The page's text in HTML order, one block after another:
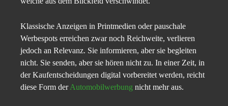
Klassische Anzeigen in Printmedien oder pauschale
Werbespots erreichen zwar noch Reichweite, verlieren
jedoch an Relevanz. Sie informieren, aber sie begleiten
nicht. Sie senden, aber sie hören nicht zu. In einer Zeit, in
der Kaufentscheidungen digital vorbereitet werden, reicht
diese Form derAutomobilwerbung nicht mehr aus.